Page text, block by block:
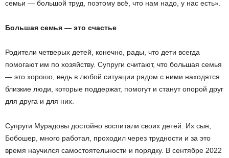
семьи — большой труд, поэтому всё, что нам надо, у нас есть».
Большая семья — это счастье
Родители четверых детей, конечно, рады, что дети всегда
помогают им по хозяйству. Супруги считают, что большая семья
— это хорошо, ведь в любой ситуации рядом с ними находятся
близкие люди, которые поддержат, помогут и станут опорой друг
для друга и для них.
Супруги Мурадовы достойно воспитали своих детей. Их сын,
Бобошер, много работал, проходил через трудности и за это
время научился самостоятельности и порядку. В сентябре 2022